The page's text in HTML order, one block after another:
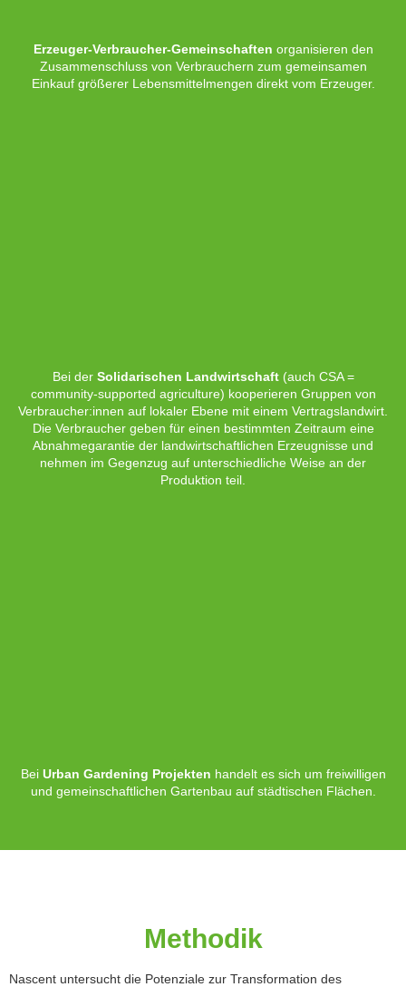
Erzeuger-Verbraucher-Gemeinschaften organisieren den
Zusammenschluss von Verbrauchern zum gemeinsamen
Einkauf größerer Lebensmittelmengen direkt vom Erzeuger.
Bei der Solidarischen Landwirtschaft(auch CSA =
community-supported agriculture) kooperieren Gruppen von
Verbraucher:innen auf lokaler Ebene mit einem Vertragslandwirt.
Die Verbraucher geben für einen bestimmten Zeitraum eine
Abnahmegarantie der landwirtschaftlichen Erzeugnisse und
nehmen im Gegenzug auf unterschiedliche Weise an der
Produktion teil.
Bei Urban Gardening Projekten handelt es sich um freiwilligen
und gemeinschaftlichen Gartenbau auf städtischen Flächen.
Methodik
Nascent untersucht die Potenziale zur Transformation des